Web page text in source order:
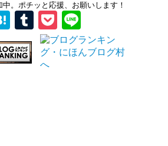
。ポチッと応援、お願いします！
Hatena
TumblrPocket